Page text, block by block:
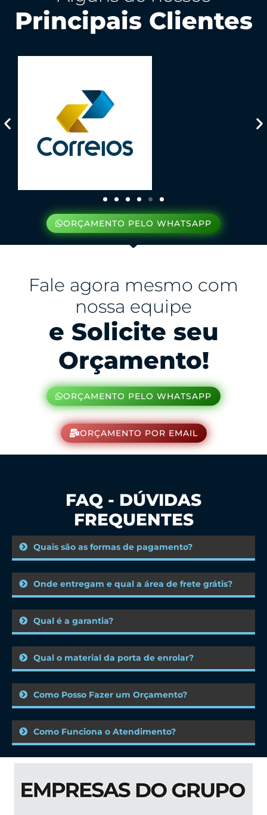
Principais Clientes
ORÇAMENTO PELO WHATSAPP
Fale agora mesmo com
nossa equipe
e Solicite seu
Orçamento!
ORÇAMENTO PELO WHATSAPP
ORÇAMENTO POR EMAIL
FAQ - DÚVIDAS
FREQUENTES
Quais são as formas de pagamento?
Onde entregam e qual a área de frete grátis?
Qual é a garantia?
Qual o material da porta de enrolar?
Como Posso Fazer um Orçamento?
Como Funciona o Atendimento?